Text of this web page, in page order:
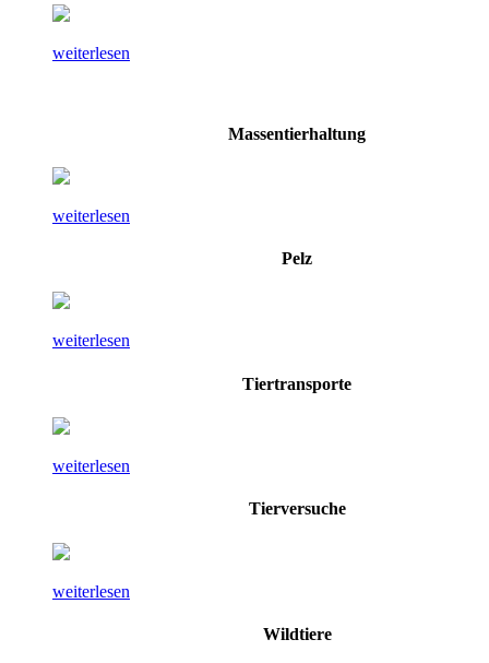
weiterlesen
Massentierhaltung
weiterlesen
Pelz
weiterlesen
Tiertransporte
weiterlesen
Tierversuche
weiterlesen
Wildtiere